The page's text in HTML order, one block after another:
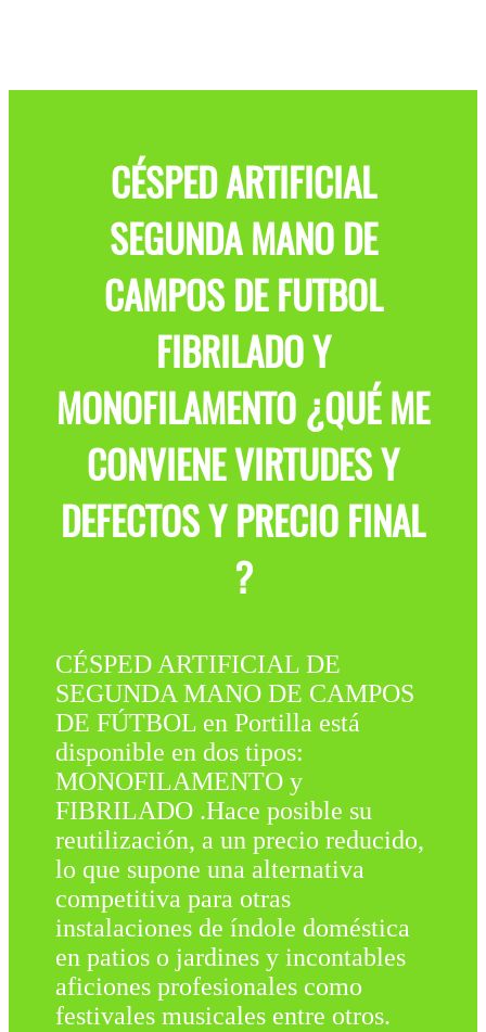
CÉSPED ARTIFICIAL
SEGUNDA MANO DE
CAMPOS DE FUTBOL
FIBRILADO Y
MONOFILAMENTO ¿QUÉ ME
CONVIENE VIRTUDES Y
DEFECTOS Y PRECIO FINAL
?
CÉSPED ARTIFICIAL DE
SEGUNDA MANO DE CAMPOS
DE FÚTBOL en Portilla está
disponible en dos tipos:
MONOFILAMENTO y
FIBRILADO .Hace posible su
reutilización, a un precio reducido,
lo que supone una alternativa
competitiva para otras
instalaciones de índole doméstica
en patios o jardines y incontables
aficiones profesionales como
festivales musicales entre otros.